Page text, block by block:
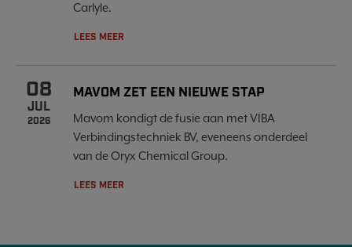
Carlyle.
LEES MEER
08
JUL
2026
MAVOM ZET EEN NIEUWE STAP
Mavom kondigt de fusie aan met VIBA
Verbindingstechniek BV, eveneens onderdeel
van de Oryx Chemical Group.
LEES MEER